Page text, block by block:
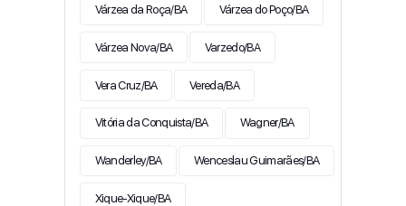
Várzea da Roça/BA Várzea do Poço/BA
Várzea Nova/BA Varzedo/BA
Vera Cruz/BA Vereda/BA
Vitória da Conquista/BA Wagner/BA
Wanderley/BA Wenceslau Guimarães/BA
Xique-Xique/BA